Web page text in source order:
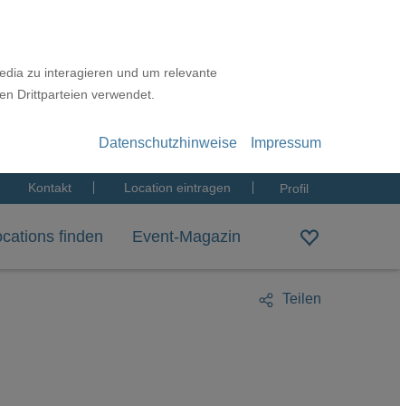
zu interagieren und um relevante
Drittparteien verwendet.
Datenschutzhinweise Impressum
Kontakt Location eintragen Profil
finden Event-Magazin
Teilen